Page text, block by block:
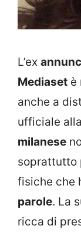
L’ex
Mediaset è
anche a
ufficiale
milanese
soprattutto
fisiche che
parole. La
ricca di